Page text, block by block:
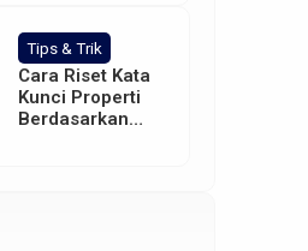
Tips & Trik
Cara Riset Kata
Kunci Properti
Berdasarkan